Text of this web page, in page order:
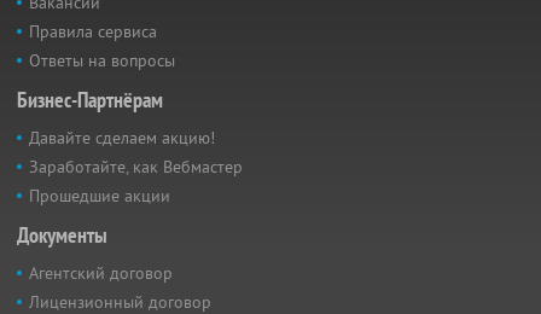
Правила сервиса
Ответы на вопросы
Бизнес-Партнёрам
Давайте сделаем акцию!
Заработайте, как Вебмастер
Прошедшие акции
Документы
Агентский договор
Лицензионный договор